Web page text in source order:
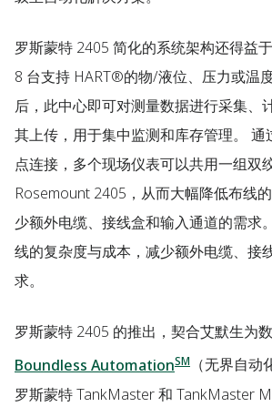
罗斯蒙特 2405 简化的系统架构还得益
8 台支持 HART®的物/液位、压力或温
后，此中心即可对测量数据进行采集、
其上传，用于集中监测和库存管理。 通
点连接，多个现场仪表可以共用一组双
Rosemount 2405，从而大幅降低布线
少额外电缆、接线盒和输入通道的需求
线的复杂度与成本，减少额外电缆、接
求。
罗斯蒙特 2405 的推出，契合艾默生为
Boundless AutomationSM
（无界自
罗斯蒙特 TankMaster 和 TankMaster